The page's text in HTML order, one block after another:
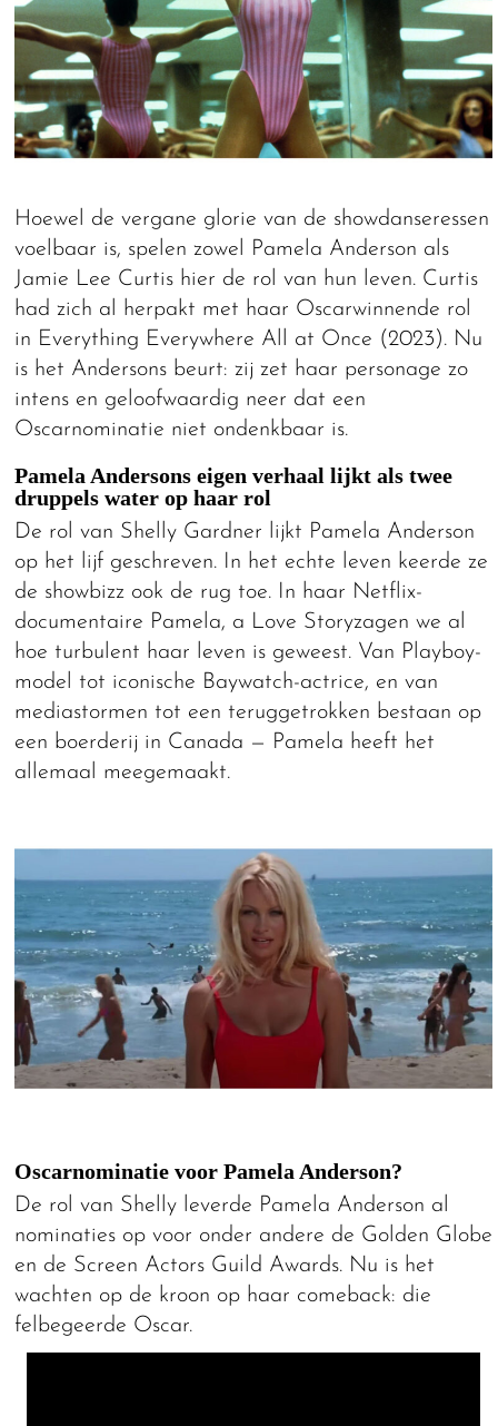
Hoewel de vergane glorie van de showdanseressen
voelbaar is, spelen zowel Pamela Anderson als
Jamie Lee Curtis hier de rol van hun leven. Curtis
had zich al herpakt met haar Oscarwinnende rol
in Everything Everywhere All at Once (2023). Nu
is het Andersons beurt: zij zet haar personage zo
intens en geloofwaardig neer dat een
Oscarnominatie niet ondenkbaar is.
Pamela Andersons eigen verhaal lijkt als twee
druppels water op haar rol
De rol van Shelly Gardner lijkt Pamela Anderson
op het lijf geschreven. In het echte leven keerde ze
de showbizz ook de rug toe. In haar Netflix-
documentaire Pamela, a Love Storyzagen we al
hoe turbulent haar leven is geweest. Van Playboy-
model tot iconische Baywatch-actrice, en van
mediastormen tot een teruggetrokken bestaan op
een boerderij in Canada — Pamela heeft het
allemaal meegemaakt.
Oscarnominatie voor Pamela Anderson?
De rol van Shelly leverde Pamela Anderson al
nominaties op voor onder andere de Golden Globe
en de Screen Actors Guild Awards. Nu is het
wachten op de kroon op haar comeback: die
felbegeerde Oscar.